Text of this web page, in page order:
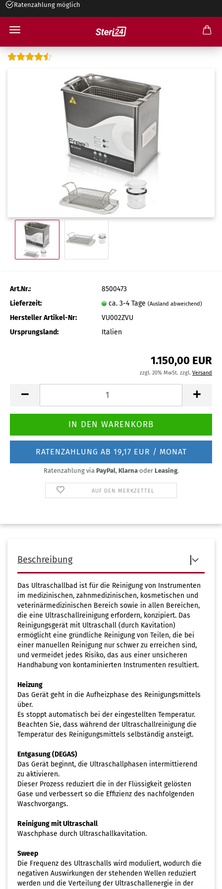
Ratenzahlung möglich
Ultraschallreiniger FREE 3 Liter | MDR Konform
Art.Nr.:
8500473
Lieferzeit:
ca. 3-4 Tage (Ausland abweichend)
Hersteller Artikel-Nr:
VU002ZVU
Ursprungsland:
Italien
1.150,00 EUR
zzgl. 20% MwSt. zzgl. Versand
RATENZAHLUNG AB 19,17 EUR / MONAT
Ratenzahlung via PayPal, Klarnaoder Leasing.
AUF DEN MERKZETTEL
Beschreibung
Das Ultraschallbad ist für die Reinigung von Instrumenten
im medizinischen, zahnmedizinischen, kosmetischen und
veterinärmedizinischen Bereich sowie in allen Bereichen,
die eine Ultraschallreinigung erfordern, konzipiert. Das
Reinigungsgerät mit Ultraschall (durch Kavitation)
ermöglicht eine gründliche Reinigung von Teilen, die bei
einer manuellen Reinigung nur schwer zu erreichen sind,
und vermeidet jedes Risiko, das aus einer unsicheren
Handhabung von kontaminierten Instrumenten resultiert.
Heizung
Das Gerät geht in die Aufheizphase des Reinigungsmittels
über.
Es stoppt automatisch bei der eingestellten Temperatur.
Beachten Sie, dass während der Ultraschallreinigung die
Temperatur des Reinigungsmittels selbständig ansteigt.
Entgasung (DEGAS)
Das Gerät beginnt, die Ultraschallphasen intermittierend
zu aktivieren.
Dieser Prozess reduziert die in der Flüssigkeit gelösten
Gase und verbessert so die Effizienz des nachfolgenden
Waschvorgangs.
Reinigung mit Ultraschall
Waschphase durch Ultraschallkavitation.
Sweep
Die Frequenz des Ultraschalls wird moduliert, wodurch die
negativen Auswirkungen der stehenden Wellen reduziert
werden und die Verteilung der Ultraschallenergie in der